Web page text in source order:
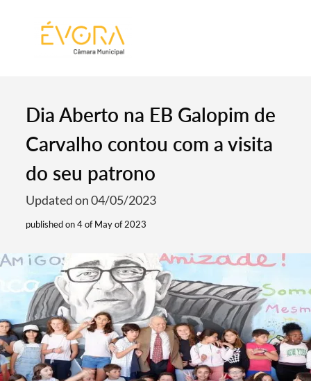
Dia Aberto na EB Galopim de
Carvalho contou com a visita
do seu patrono
Updated on 04/05/2023
published on 4 of May of 2023